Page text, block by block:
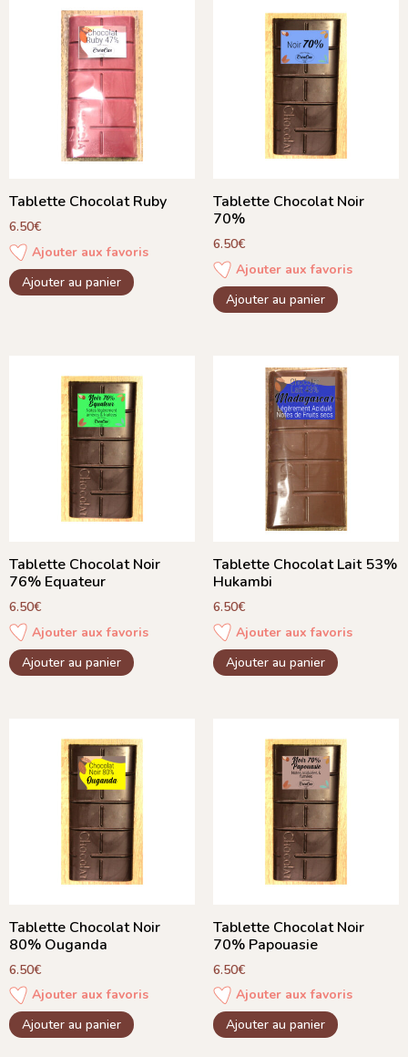
Tablette Chocolat Ruby
6.50€
Ajouter aux favoris
Ajouter au panier
Tablette Chocolat Noir
70%
6.50€
Ajouter aux favoris
Ajouter au panier
Tablette Chocolat Noir
76% Equateur
6.50€
Ajouter aux favoris
Ajouter au panier
Tablette Chocolat Lait 53%
Hukambi
6.50€
Ajouter aux favoris
Ajouter au panier
Tablette Chocolat Noir
80% Ouganda
6.50€
Ajouter aux favoris
Ajouter au panier
Tablette Chocolat Noir
70% Papouasie
6.50€
Ajouter aux favoris
Ajouter au panier